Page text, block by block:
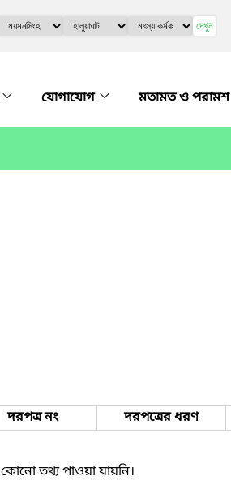
দেখুন
যোগাযোগ মতামত ও পরামশ
দরপত্র নং দরপত্রের ধরণ
কোনো তথ্য পাওয়া যায়নি।